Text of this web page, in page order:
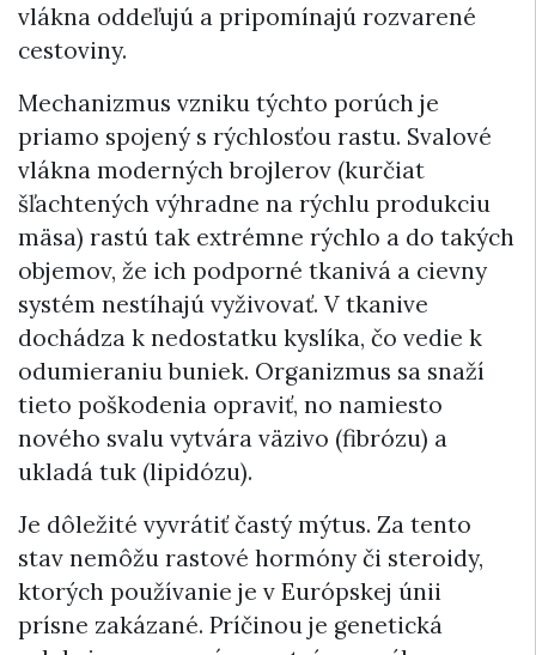
vlákna oddeľujú a pripomínajú rozvarené
cestoviny.
Mechanizmus vzniku týchto porúch je
priamo spojený s rýchlosťou rastu. Svalové
vlákna moderných brojlerov (kurčiat
šľachtených výhradne na rýchlu produkciu
mäsa) rastú tak extrémne rýchlo a do takých
objemov, že ich podporné tkanivá a cievny
systém nestíhajú vyživovať. V tkanive
dochádza k nedostatku kyslíka, čo vedie k
odumieraniu buniek. Organizmus sa snaží
tieto poškodenia opraviť, no namiesto
nového svalu vytvára väzivo (fibrózu) a
ukladá tuk (lipidózu).
Je dôležité vyvrátiť častý mýtus. Za tento
stav nemôžu rastové hormóny či steroidy,
ktorých používanie je v Európskej únii
prísne zakázané. Príčinou je genetická